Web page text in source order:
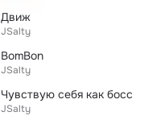
Движ
JSalty
BomBon
JSalty
Чувствую себя как босс
JSalty